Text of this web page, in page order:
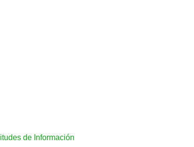
de Información